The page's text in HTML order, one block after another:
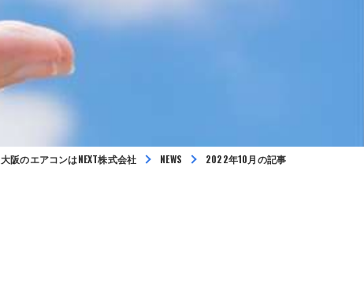
大阪のエアコンはNEXT株式会社 NEWS 2022年10月の記事